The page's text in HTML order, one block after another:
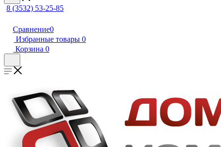
8 (3532) 53-25-85
Сравнение0
Избранные товары 0
Корзина 0